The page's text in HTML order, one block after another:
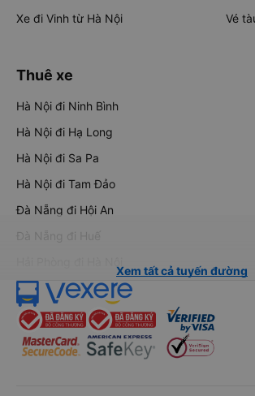
Xe đi Vinh từ Hà Nội
Vé
Thuê xe
Hà Nội đi Ninh Bình
Hà Nội đi Hạ Long
Hà Nội đi Sa Pa
Hà Nội đi Tam Đảo
Đà Nẵng đi Hội An
Đà Nẵng đi Huế
Xem tất cả tuyến đường